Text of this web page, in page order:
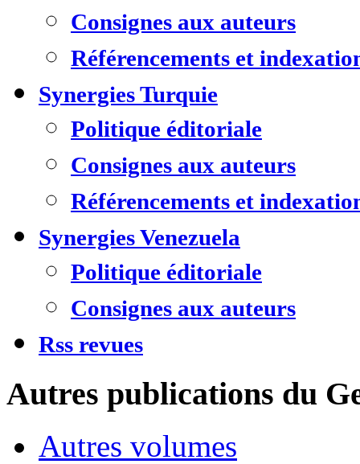
Consignes aux auteurs
Référencements et
Synergies Turquie
Politique éditoriale
Consignes aux auteurs
Référencements et
Synergies Venezuela
Politique éditoriale
Consignes aux auteurs
Rss revues
Autres publications du
Autres volumes